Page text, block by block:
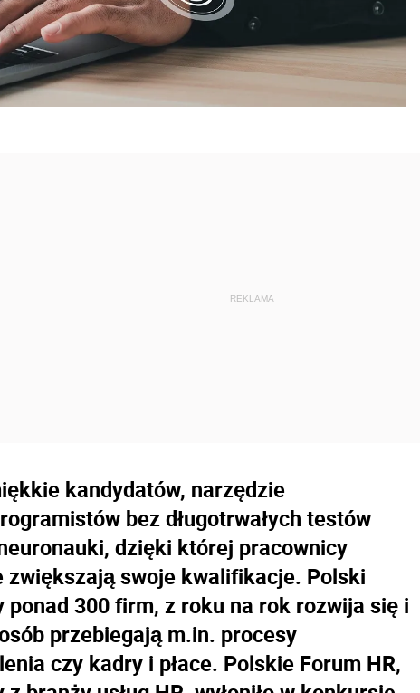
kandydatów, narzędzie
bez długotrwałych testów
dzięki której pracownicy
swoje kwalifikacje. Polski
ponad 300 firm, z roku na rok rozwija się i
przebiegają m.in. procesy
czy kadry i płace. Polskie Forum HR,